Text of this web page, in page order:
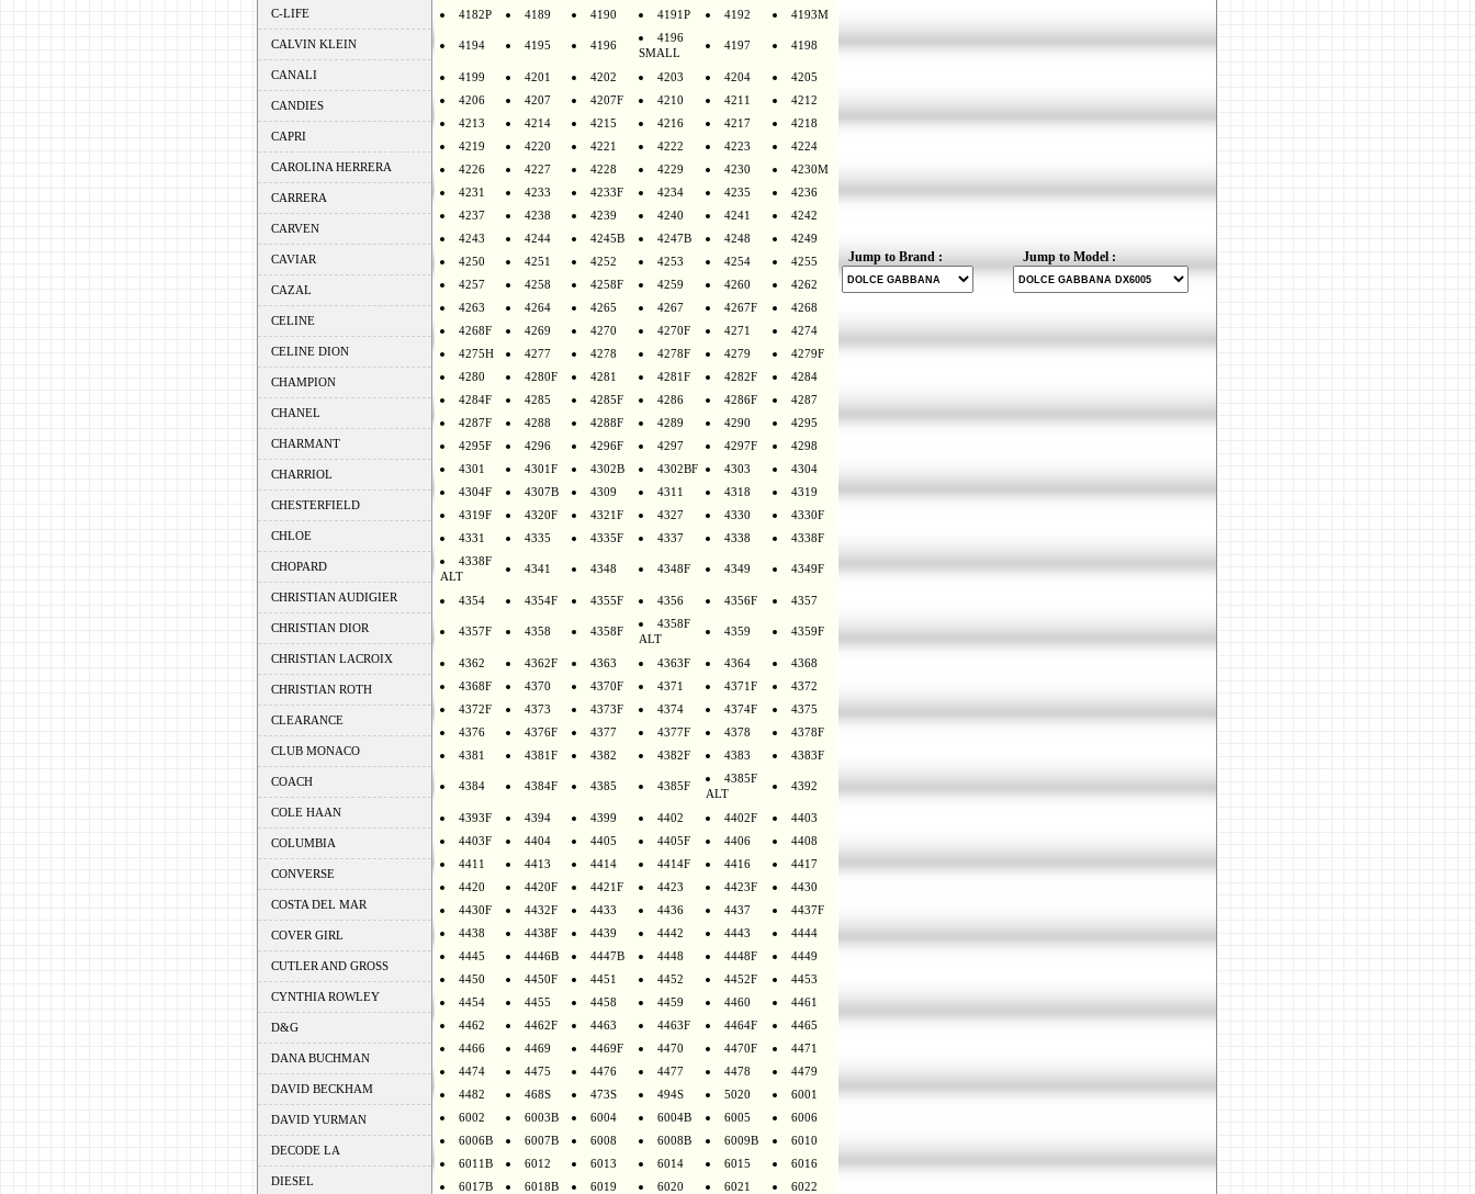
C-LIFE
CALVIN KLEIN
CANALI
CANDIES
CAPRI
CAROLINA HERRERA
CARRERA
CARVEN
CAVIAR
CAZAL
CELINE
CELINE DION
CHAMPION
CHANEL
CHARMANT
CHARRIOL
CHESTERFIELD
CHLOE
CHOPARD
CHRISTIAN AUDIGIER
CHRISTIAN DIOR
CHRISTIAN LACROIX
CHRISTIAN ROTH
CLEARANCE
CLUB MONACO
COACH
COLE HAAN
COLUMBIA
CONVERSE
COSTA DEL MAR
COVER GIRL
CUTLER AND GROSS
CYNTHIA ROWLEY
D&G
DANA BUCHMAN
DAVID BECKHAM
DAVID YURMAN
DECODE LA
DIESEL
4182P 4189 4190 4191P 4192 4193M
4194 4195 4196
4196
SMALL
4197 4198
4199 4201 4202 4203 4204
4205
4206
4207 4207F 4210 4211
4212
4213
4214 4215 4216 4217
4218
4219
4220 4221 4222 4223
4224
4226
4227 4228 4229 4230
4230M
4231
4233 4233F 4234 4235
4236
4237
4238 4239 4240 4241
4242
4243
4244 4245B 4247B 4248
4249
4250
4251 4252 4253 4254
4255
4257
4258 4258F 4259 4260
4262
4263
4264 4265 4267 4267F
4268
4268F
4269 4270 4270F 4271
4274
4275H
4277 4278 4278F 4279
4279F
4280
4280F 4281 4281F 4282F
4284
4284F
4285 4285F 4286 4286F
4287
4287F
4288 4288F 4289 4290
4295
4295F
4296 4296F 4297 4297F
4298
4301
4301F 4302B 4302BF 4303
4304
4304F
4307B 4309 4311 4318
4319
4319F
4320F 4321F 4327 4330
4330F
4331
4335 4335F 4337 4338
4338F
4338F
ALT
4341 4348 4348F 4349 4349F
4354 4354F 4355F 4356 4356F 4357
4357F 4358 4358F
4358F
ALT
4359 4359F
4362 4362F 4363 4363F 4364
4368
4368F
4370 4370F 4371 4371F
4372
4372F
4373 4373F 4374 4374F
4375
4376
4376F 4377 4377F 4378
4378F
4381
4381F 4382 4382F 4383 4383F
4384 4384F 4385 4385F
4385F
ALT
4392
4393F 4394 4399 4402 4402F
4403
4403F
4404 4405 4405F 4406
4408
4411
4413 4414 4414F 4416
4417
4420
4420F 4421F 4423 4423F
4430
4430F
4432F 4433 4436 4437
4437F
4438
4438F 4439 4442 4443
4444
4445
4446B 4447B 4448 4448F
4449
4450
4450F 4451 4452 4452F
4453
4454
4455 4458 4459 4460
4461
4462
4462F 4463 4463F 4464F
4465
4466
4469 4469F 4470 4470F
4471
4474
4475 4476 4477 4478
4479
4482
468S 473S 494S 5020
6001
6002
6003B 6004 6004B 6005
6006
6006B
6007B 6008 6008B 6009B
6010
6011B
6012 6013 6014 6015
6016
6017B
6018B 6019 6020 6021
6022
Jump to Brand : Jump to Model :